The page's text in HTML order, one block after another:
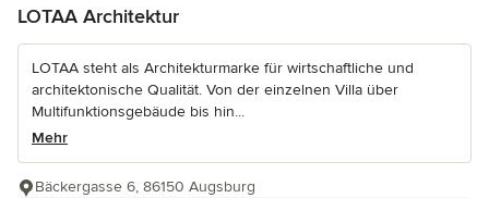
LOTAA Architektur
LOTAA steht als Architekturmarke für wirtschaftliche und
architektonische Qualität. Von der einzelnen Villa über
Multifunktionsgebäude bis hin...
Mehr
Bäckergasse 6, 86150 Augsburg